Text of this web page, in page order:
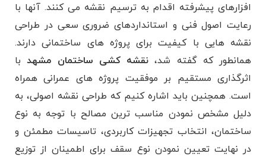
افزارهای پیشرفته اقدام به ترسیم نقشه می کنند. آنها با
رعایت اصول فنی و استانداردهای ضروری سعی در طراحی
نقشه هایی با کیفیت برای پروژه های ساختمانی دارند.
همانطور که گفته شد، نقشه کشی ساختمان مشهدبا
اثرگذاری مستقیم بر موفقیت پروژه های عمرانی همراه
است. همچنین باید اشاره کنیم که طراحی نقشه اصولی، به
دلیل مشخص نمودن مناسب ترین مصالح با توجه به نوع
ساختمان، انتخاب تجهیزات کاربردی، تاسیسات مطمئن و
در نهایت تعیین نمودن نوع سقف برای اطمینان از توزیع